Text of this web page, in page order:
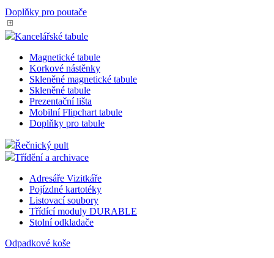
Doplňky pro poutače
Kancelářské tabule
Magnetické tabule
Korkové nástěnky
Skleněné magnetické tabule
Skleněné tabule
Prezentační lišta
Mobilní Flipchart tabule
Doplňky pro tabule
Řečnický pult
Třídění a archivace
Adresáře Vizitkáře
Pojízdné kartotéky
Listovací soubory
Třídící moduly DURABLE
Stolní odkladače
Odpadkové koše